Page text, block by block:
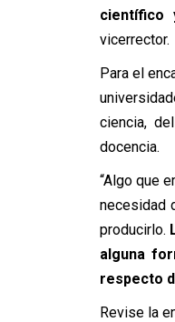
científico
vicerrector.
Para el
ciencia,
docencia.
“Algo que
necesidad
producirlo.
alguna
respecto
Revise la